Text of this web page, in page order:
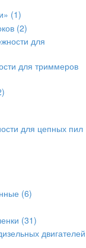
(1)
(2)
для
для триммеров
для цепных пил
(6)
(31)
двигателей